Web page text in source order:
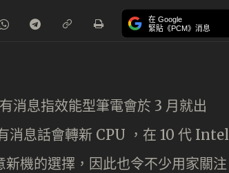
在 Google
緊貼《PCM》消息
息指效能型筆電會於 3 月就出
消息話會轉新 CPU ，在 10 代 Intel
機的選擇，因此也令不少用家關注